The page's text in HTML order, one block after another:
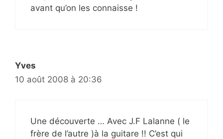
avant qu’on les connaisse !
Yves
10 août 2008 à 20:36
Une découverte … Avec J.F Lalanne ( le
frère de l’autre )à la guitare !! C’est qui